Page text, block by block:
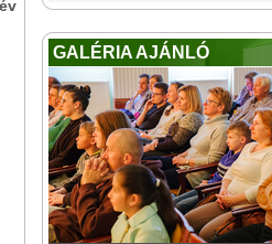
GALÉRIA AJÁNLÓ